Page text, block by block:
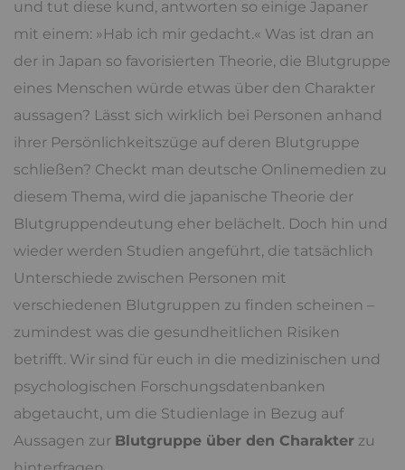
und tut diese kund, antworten so einige Japaner
mit einem: »Hab ich mir gedacht.« Was ist dran an
der in Japan so favorisierten Theorie, die Blutgruppe
eines Menschen würde etwas über den Charakter
aussagen? Lässt sich wirklich bei Personen anhand
ihrer Persönlichkeitszüge auf deren Blutgruppe
schließen? Checkt man deutsche Onlinemedien zu
diesem Thema, wird die japanische Theorie der
Blutgruppendeutung eher belächelt. Doch hin und
wieder werden Studien angeführt, die tatsächlich
Unterschiede zwischen Personen mit
verschiedenen Blutgruppen zu finden scheinen –
zumindest was die gesundheitlichen Risiken
betrifft. Wir sind für euch in die medizinischen und
psychologischen Forschungsdatenbanken
abgetaucht, um die Studienlage in Bezug auf
Aussagen zur Blutgruppe über den Charakter zu